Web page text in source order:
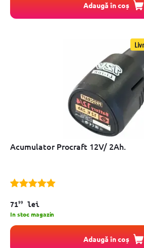
Adaugă în coș
Acumulator Procraft 12V/ 2Ah.
7199 lei
In stoc magazin
Adaugă în coș